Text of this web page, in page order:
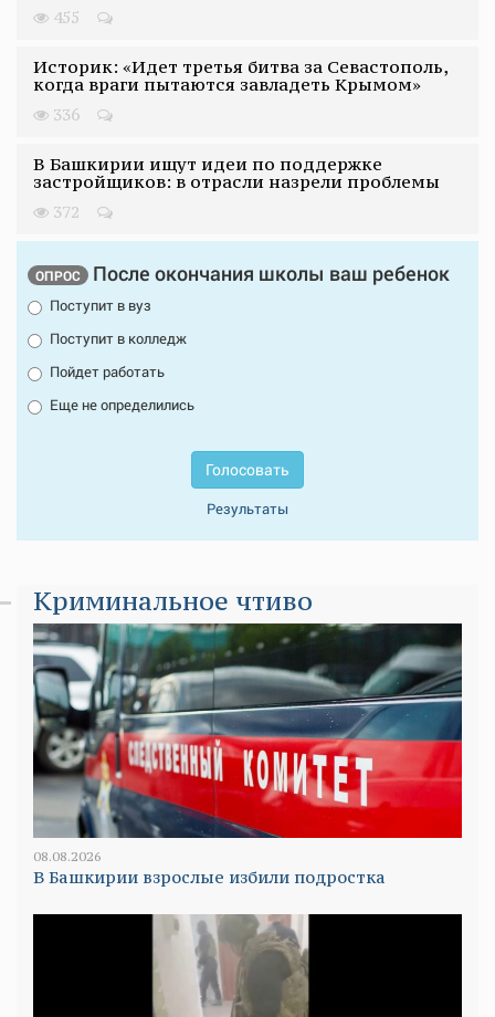
455
Историк: «Идет третья битва за Севастополь,
когда враги пытаются завладеть Крымом»
336
В Башкирии ищут идеи по поддержке
застройщиков: в отрасли назрели проблемы
372
ОПРОС После окончания школы ваш ребенок
Поступит в вуз
Поступит в колледж
Пойдет работать
Еще не определились
Голосовать
Результаты
Криминальное чтиво
08.08.2026
В Башкирии взрослые избили подростка